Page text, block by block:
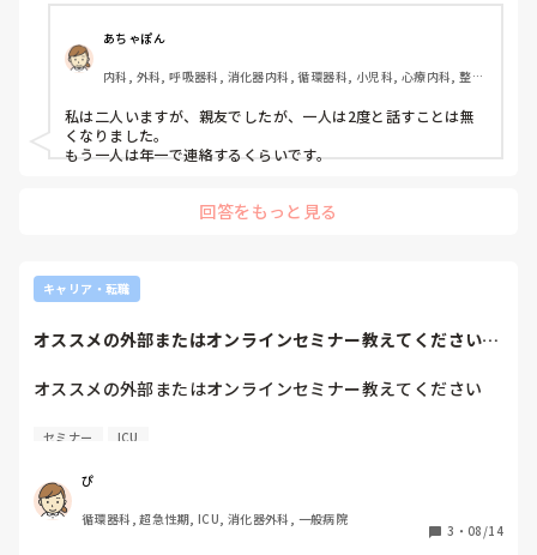
をかけられたことある方いますか？？？
友達と思っていたのに裏切られたような人いますか？？？
どのように、断りましたか？？
その後の関係はどうりましたか？？
参考にしたいので、教えて欲しいです！！！！！！
あちゃぽん
内科, 外科, 呼吸器科, 消化器内科, 循環器科, 小児科, 心療内科, 整形
合診療科, 救急科, 超急性期, ICU, CCU, HCU, その他の科, ママナー
ス, 外来, 神経内科, 脳神経外科, NICU, 消化器外科, 一般病院, 慢性
期, 回復期, 終末期, オペ室, 透析, 検診・健診
私は二人いますが、親友でしたが、一人は2度と話すことは無
くなりました。
もう一人は年一で連絡するくらいです。
回答をもっと見る
キャリア・転職
オススメの外部またはオンラインセミナー教えてください場
オススメの外部またはオンラインセミナー教えてください
場所は関西でICU関連だと嬉しいです
セミナー ICU
ぴ
循環器科, 超急性期, ICU, 消化器外科, 一般病院
3 ・ 08/14